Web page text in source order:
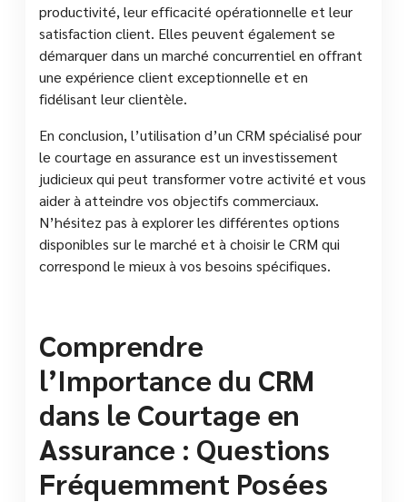
productivité, leur efficacité opérationnelle et leur
satisfaction client. Elles peuvent également se
démarquer dans un marché concurrentiel en offrant
une expérience client exceptionnelle et en
fidélisant leur clientèle.
En conclusion, l’utilisation d’un CRM spécialisé pour
le courtage en assurance est un investissement
judicieux qui peut transformer votre activité et vous
aider à atteindre vos objectifs commerciaux.
N’hésitez pas à explorer les différentes options
disponibles sur le marché et à choisir le CRM qui
correspond le mieux à vos besoins spécifiques.
Comprendre
l’Importance du CRM
dans le Courtage en
Assurance : Questions
Fréquemment Posées